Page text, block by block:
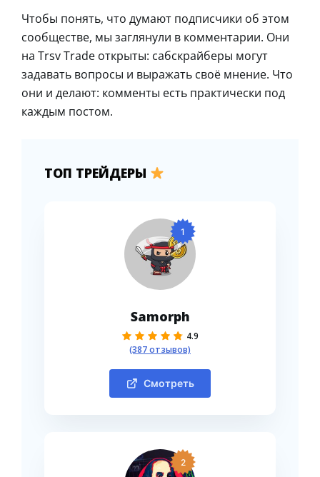
Чтобы понять, что думают подписчики об этом
сообществе, мы заглянули в комментарии. Они
на Trsv Trade открыты: сабскрайберы могут
задавать вопросы и выражать своё мнение. Что
они и делают: комменты есть практически под
каждым постом.
ТОП ТРЕЙДЕРЫ
1
Samorph
4.9
(387 отзывов)
Смотреть
2